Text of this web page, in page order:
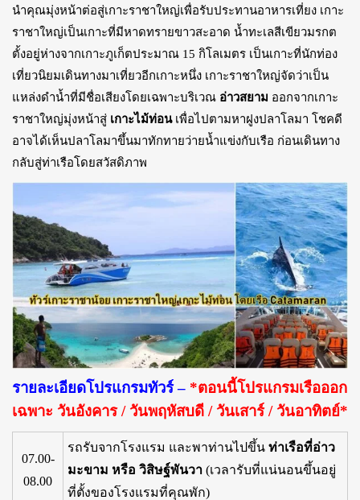
นำคุณมุ่งหน้าต่อสู่เกาะราชาใหญ่เพื่อรับประทานอาหารเที่ยง เกาะ
ราชาใหญ่เป็นเกาะที่มีหาดทรายขาวสะอาด น้ำทะเลสีเขียวมรกต
ตั้งอยู่ห่างจากเกาะภูเก็ตประมาณ 15 กิโลเมตร เป็นเกาะที่นักท่อง
เที่ยวนิยมเดินทางมาเที่ยวอีกเกาะหนึ่ง เกาะราชาใหญ่จัดว่าเป็น
แหล่งดำน้ำที่มีชื่อเสียงโดยเฉพาะบริเวณ อ่าวสยาม ออกจากเกาะ
ราชาใหญ่มุ่งหน้าสู่ เกาะไม้ท่อน เพื่อไปตามหาฝูงปลาโลมา โชคดี
อาจได้เห็นปลาโลมาขึ้นมาทักทายว่ายน้ำแข่งกับเรือ ก่อนเดินทาง
กลับสู่ท่าเรือโดยสวัสดิภาพ
รายละเอียดโปรแกรมทัวร์ – *ตอนนี้โปรแกรมเรือออก
เฉพาะ วันอังคาร / วันพฤหัสบดี / วันเสาร์ / วันอาทิตย์*
07.00-
08.00
รถรับจากโรงแรม และพาท่านไปขึ้น ท่าเรือที่อ่าว
มะขาม หรือ วิสิษฐ์พันวา (เวลารับที่แน่นอนขึ้นอยู่
ที่ตั้งของโรงแรมที่คุณพัก)